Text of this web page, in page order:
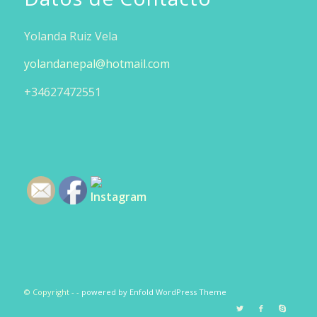
Yolanda Ruiz Vela
yolandanepal@hotmail.com
+34627472551
© Copyright - - powered by Enfold WordPress Theme